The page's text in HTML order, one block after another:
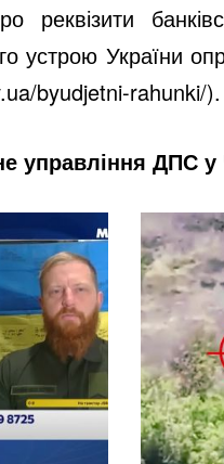
реквізити
устрою України
byudjetni-rahunki/).
управління ДПС у